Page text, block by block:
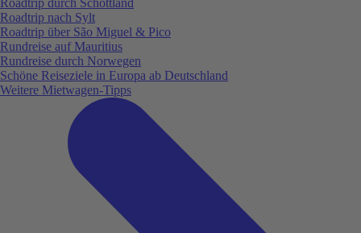
Roadtrip nach Sylt
Roadtrip über São Miguel & Pico
Rundreise auf Mauritius
Rundreise durch Norwegen
Schöne Reiseziele in Europa ab Deutschland
Weitere Mietwagen-Tipps